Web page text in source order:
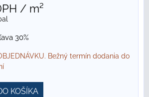
/ m²
30%
Bežný termín dodania do
KOŠÍKA